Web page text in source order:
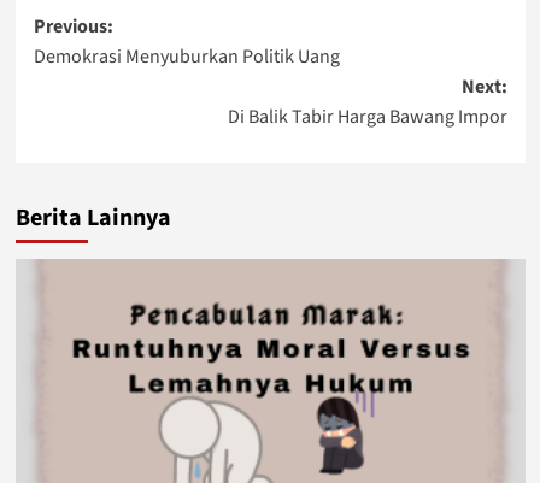
Post
navigation
Previous:
Demokrasi Menyuburkan Politik Uang
Next:
Di Balik Tabir Harga Bawang Impor
Berita Lainnya